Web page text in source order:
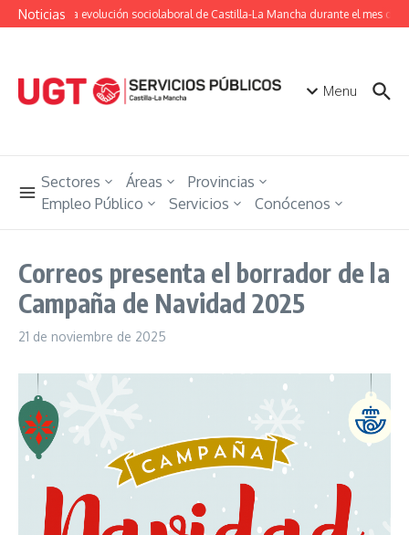
Saltar al contenido
Noticias
Conoce la evolución sociolaboral de Castilla-La Mancha durante el mes de
Menu
Sectores Áreas
Provincias
Empleo Público
Servicios Conócenos
Correos presenta el borrador de la
Campaña de Navidad 2025
21 de noviembre de 2025